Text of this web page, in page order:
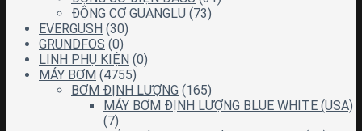
ĐỘNG CƠ GUANGLU (73)
EVERGUSH (30)
GRUNDFOS (0)
LINH PHỤ KIỆN (0)
MÁY BƠM (4755)
BƠM ĐỊNH LƯỢNG (165)
MÁY BƠM ĐỊNH LƯỢNG BLUE WHITE (USA)
(7)